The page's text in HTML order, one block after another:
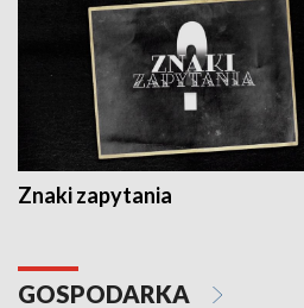
Znaki zapytania
GOSPODARKA